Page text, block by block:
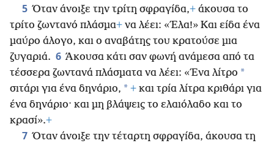
5 Όταν άνοιξε την τρίτη σφραγίδα,+ άκουσα το
τρίτο ζωντανό πλάσμα+ να λέει: «Έλα!» Και είδα ένα
μαύρο άλογο, και ο αναβάτης του κρατούσε μια
ζυγαριά. 6 Άκουσα κάτι σαν φωνή ανάμεσα από τα
τέσσερα ζωντανά πλάσματα να λέει: «Ένα λίτρο *
σιτάρι για ένα δηνάριο, * + και τρία λίτρα κριθάρι για
ένα δηνάριο· και μη βλάψεις το ελαιόλαδο και το
κρασί».+
7 Όταν άνοιξε την τέταρτη σφραγίδα, άκουσα τη